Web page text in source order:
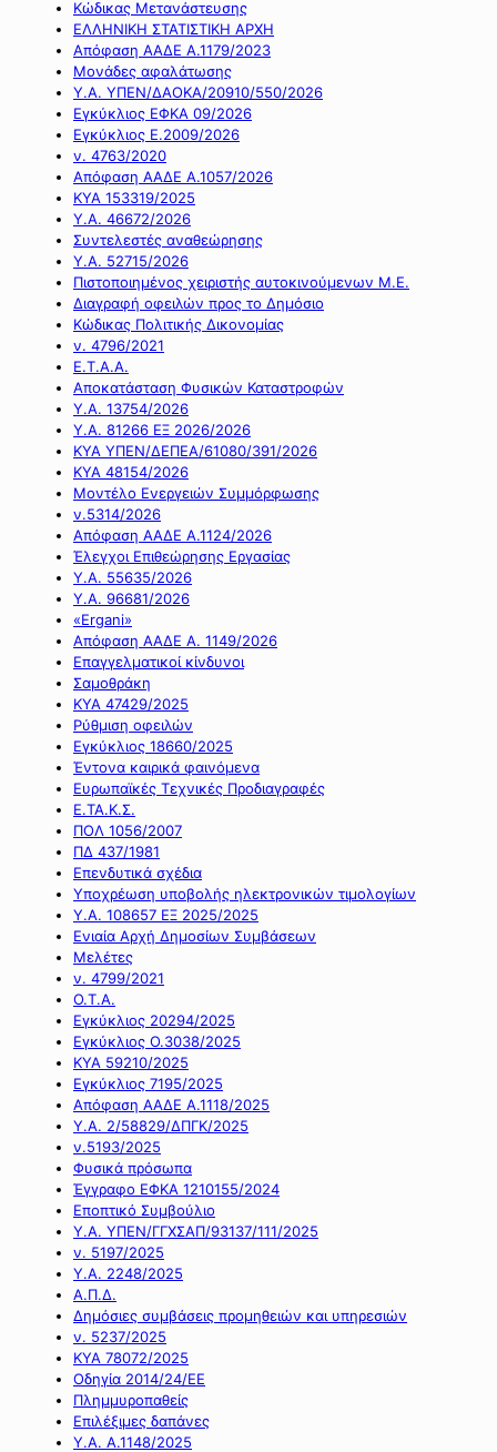
Κώδικας Μετανάστευσης
ΕΛΛΗΝΙΚΗ ΣΤΑΤΙΣΤΙΚΗ ΑΡΧΗ
Απόφαση ΑΑΔΕ Α.1179/2023
Μονάδες αφαλάτωσης
Υ.Α. ΥΠΕΝ/ΔΑΟΚΑ/20910/550/2026
Εγκύκλιος ΕΦΚΑ 09/2026
Εγκύκλιος Ε.2009/2026
ν. 4763/2020
Απόφαση ΑΑΔΕ Α.1057/2026
ΚΥΑ 153319/2025
Υ.Α. 46672/2026
Συντελεστές αναθεώρησης
Υ.Α. 52715/2026
Πιστοποιημένος χειριστής αυτοκινούμενων Μ.Ε.
Διαγραφή οφειλών προς το Δημόσιο
Κώδικας Πολιτικής Δικονομίας
ν. 4796/2021
Ε.Τ.Α.Α.
Αποκατάσταση Φυσικών Καταστροφών
Υ.Α. 13754/2026
Υ.Α. 81266 ΕΞ 2026/2026
ΚΥΑ ΥΠΕΝ/ΔΕΠΕΑ/61080/391/2026
ΚΥΑ 48154/2026
Μοντέλο Ενεργειών Συμμόρφωσης
ν.5314/2026
Απόφαση ΑΑΔΕ Α.1124/2026
Έλεγχοι Επιθεώρησης Εργασίας
Υ.Α. 55635/2026
Υ.Α. 96681/2026
«Ergani»
Απόφαση ΑΑΔΕ Α. 1149/2026
Επαγγελματικοί κίνδυνοι
Σαμοθράκη
ΚΥΑ 47429/2025
Ρύθμιση οφειλών
Εγκύκλιος 18660/2025
Έντονα καιρικά φαινόμενα
Ευρωπαϊκές Τεχνικές Προδιαγραφές
Ε.ΤΑ.Κ.Σ.
ΠΟΛ 1056/2007
ΠΔ 437/1981
Επενδυτικά σχέδια
Υποχρέωση υποβολής ηλεκτρονικών τιμολογίων
Υ.Α. 108657 ΕΞ 2025/2025
Ενιαία Αρχή Δημοσίων Συμβάσεων
Μελέτες
ν. 4799/2021
Ο.Τ.Α.
Εγκύκλιος 20294/2025
Εγκύκλιος Ο.3038/2025
ΚΥΑ 59210/2025
Εγκύκλιος 7195/2025
Απόφαση ΑΑΔΕ Α.1118/2025
Υ.Α. 2/58829/ΔΠΓΚ/2025
ν.5193/2025
Φυσικά πρόσωπα
Έγγραφο ΕΦΚΑ 1210155/2024
Εποπτικό Συμβούλιο
Υ.Α. ΥΠΕΝ/ΓΓΧΣΑΠ/93137/111/2025
ν. 5197/2025
Υ.Α. 2248/2025
Α.Π.Δ.
Δημόσιες συμβάσεις προμηθειών και υπηρεσιών
ν. 5237/2025
ΚΥΑ 78072/2025
Οδηγία 2014/24/ΕΕ
Πλημμυροπαθείς
Επιλέξιμες δαπάνες
Υ.Α. Α.1148/2025